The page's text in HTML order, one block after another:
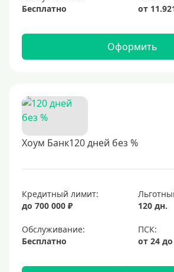
Бесплатно
Оформить
Хоум Банк120 дней без %
Кредитный лимит:
до 700 000 ₽
120 дн.
Обслуживание:
Бесплатно